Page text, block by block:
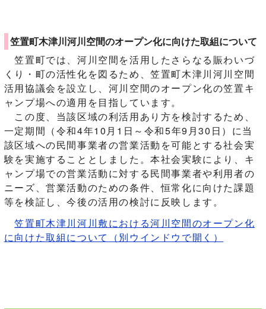
笠置町木津川河川空間のオープン化に向けた取組について
笠置町では、河川空間を活用したさらなる賑わいづ
くり・町の活性化を図るため、笠置町木津川河川空間
活用協議会を設立し、河川空間のオープン化の笠置キ
ャンプ場への適用を目指しています。
この度、当該区域の利活用あり方を検討するため、
一定期間（令和4年10月1日～令和5年9月30日）に当
該区域への民間事業者の営業活動を可能とする社会実
験を実施することとしました。本社会実験により、キ
ャンプ場での営業活動に対する民間事業者や利用者の
ニーズ、営業活動のための条件、恒常化に向けた課題
等を検証し、今後の活用の検討に反映します。
笠置町木津川河川敷における河川空間のオープン化
に向けた取組について
（別ウインドウで開く）